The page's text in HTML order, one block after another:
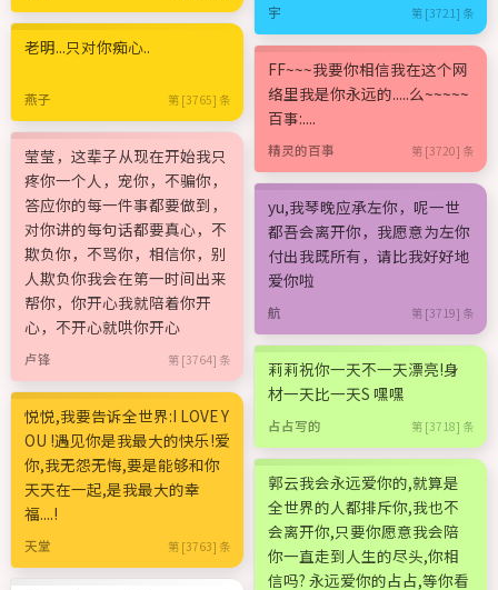
老明...只对你痴心..
燕子 第 [3765] 条
莹莹，这辈子从现在开始我只
疼你一个人，宠你，不骗你，
答应你的每一件事都要做到，
对你讲的每句话都要真心，不
欺负你，不骂你，相信你，别
人欺负你我会在第一时间出来
帮你，你开心我就陪着你开
心，不开心就哄你开心
卢锋 第 [3764] 条
悦悦,我要告诉全世界:I LOVE Y
OU !遇见你是我最大的快乐!爱
你,我无怨无悔,要是能够和你
天天在一起,是我最大的幸
福....!
天堂 第 [3763] 条
宇 第 [3721] 条
FF~~~我要你相信我在这个网
络里我是你永远的.....么~~~~~
百事:....
精灵的百事 第 [3720] 条
yu,我琴晚应承左你，呢一世
都吾会离开你，我愿意为左你
付出我既所有，请比我好好地
爱你啦
航 第 [3719] 条
莉莉祝你一天不一天漂亮!身
材一天比一天S 嘿嘿
占占写的 第 [3718] 条
郭云我会永远爱你的,就算是
全世界的人都排斥你,我也不
会离开你,只要你愿意我会陪
你一直走到人生的尽头,你相
信吗? 永远爱你的占占,等你看